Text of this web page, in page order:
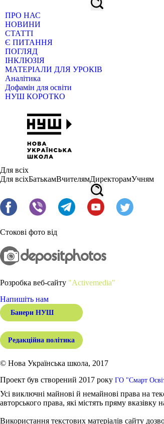
ПРО НАС
НОВИНИ
СТАТТІ
Є ПИТАННЯ
ПОГЛЯД
ІНКЛЮЗІЯ
МАТЕРІАЛИ ДЛЯ УРОКІВ
Аналітика
Дофамін для освіти
НУШ КОРОТКО
Для всіх
Для всіхБатькамВчителямДиректорамУчням
Стокові фото від
Розробка веб-сайту "Activemedia"
Напишіть нам
Банери НУШ
Редакційна політика
© Нова Українська школа, 2017
Проект був створений 2017 року ГО "Смарт
Усі виключні майнові й немайнові права на
авторського права, які містять пряму вказівку
Використання текстових матеріалів сайту